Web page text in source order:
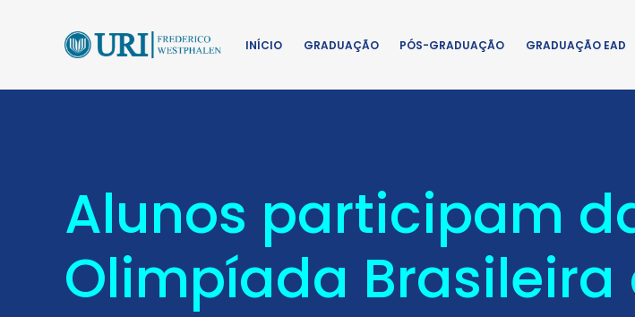
INÍCIO GRADUAÇÃO PÓS-GRADUAÇÃO GRADUAÇÃO EAD
Alunos participam
Olimpíada